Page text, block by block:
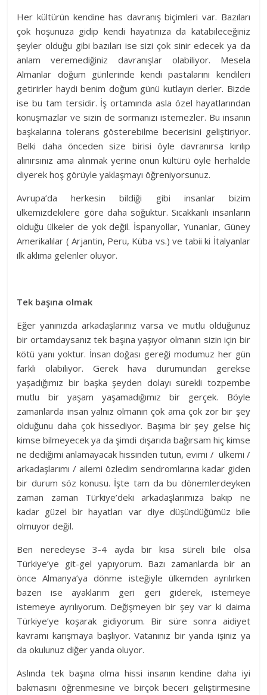
Her kültürün kendine has davranış biçimleri var. Bazıları
çok hoşunuza gidip kendi hayatınıza da katabileceğiniz
şeyler olduğu gibi bazıları ise sizi çok sinir edecek ya da
anlam veremediğiniz davranışlar olabiliyor. Mesela
Almanlar doğum günlerinde kendi pastalarını kendileri
getirirler haydi benim doğum günü kutlayın derler. Bizde
ise bu tam tersidir. İş ortamında asla özel hayatlarından
konuşmazlar ve sizin de sormanızı istemezler. Bu insanın
başkalarına tolerans gösterebilme becerisini geliştiriyor.
Belki daha önceden size birisi öyle davranırsa kırılıp
alınırsınız ama alınmak yerine onun kültürü öyle herhalde
diyerek hoş görüyle yaklaşmayı öğreniyorsunuz.
Avrupa’da herkesin bildiği gibi insanlar bizim
ülkemizdekilere göre daha soğuktur. Sıcakkanlı insanların
olduğu ülkeler de yok değil. İspanyollar, Yunanlar, Güney
Amerikalılar ( Arjantin, Peru, Küba vs.) ve tabii ki İtalyanlar
ilk aklıma gelenler oluyor.
Tek başına olmak
Eğer yanınızda arkadaşlarınız varsa ve mutlu olduğunuz
bir ortamdaysanız tek başına yaşıyor olmanın sizin için bir
kötü yanı yoktur. İnsan doğası gereği modumuz her gün
farklı olabiliyor. Gerek hava durumundan gerekse
yaşadığımız bir başka şeyden dolayı sürekli tozpembe
mutlu bir yaşam yaşamadığımız bir gerçek. Böyle
zamanlarda insan yalnız olmanın çok ama çok zor bir şey
olduğunu daha çok hissediyor. Başıma bir şey gelse hiç
kimse bilmeyecek ya da şimdi dışarıda bağırsam hiç kimse
ne dediğimi anlamayacak hissinden tutun, evimi / ülkemi /
arkadaşlarımı / ailemi özledim sendromlarına kadar giden
bir durum söz konusu. İşte tam da bu dönemlerdeyken
zaman zaman Türkiye’deki arkadaşlarımıza bakıp ne
kadar güzel bir hayatları var diye düşündüğümüz bile
olmuyor değil.
Ben neredeyse 3-4 ayda bir kısa süreli bile olsa
Türkiye’ye git-gel yapıyorum. Bazı zamanlarda bir an
önce Almanya’ya dönme isteğiyle ülkemden ayrılırken
bazen ise ayaklarım geri geri giderek, istemeye
istemeye ayrılıyorum. Değişmeyen bir şey var ki daima
Türkiye’ye koşarak gidiyorum. Bir süre sonra aidiyet
kavramı karışmaya başlıyor. Vatanınız bir yanda işiniz ya
da okulunuz diğer yanda oluyor.
Aslında tek başına olma hissi insanın kendine daha iyi
bakmasını öğrenmesine ve birçok beceri geliştirmesine